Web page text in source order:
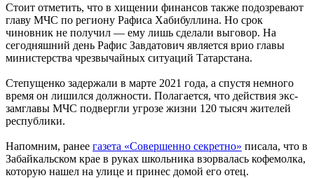
Стоит отметить, что в хищении финансов также подозревают
главу МЧС по региону Рафиса Хабибуллина. Но срок
чиновник не получил — ему лишь сделали выговор. На
сегодняшний день Рафис Завдатович является врио главы
министерства чрезвычайных ситуаций Татарстана.
Степущенко задержали в марте 2021 года, а спустя немного
время он лишился должности. Полагается, что действия экс-
замглавы МЧС подвергли угрозе жизни 120 тысяч жителей
республики.
Напомним, ранее газета «Совершенно секретно» писала, что в
Забайкальском крае в руках школьника взорвалась кофемолка,
которую нашел на улице и принес домой его отец.